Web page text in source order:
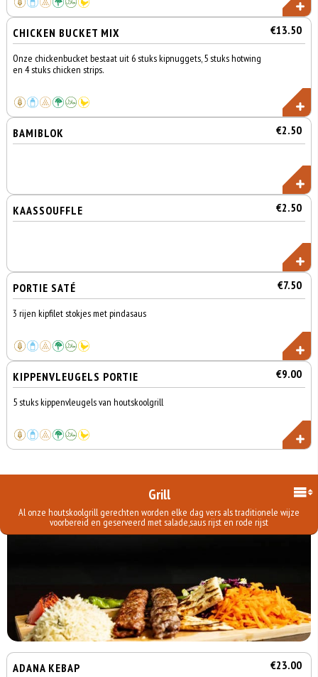
CHICKEN BUCKET MIX €13.50
Onze chickenbucket bestaat uit 6 stuks kipnuggets, 5 stuks hotwing
en 4 stuks chicken strips.
BAMIBLOK €2.50
KAASSOUFFLE €2.50
PORTIE SATÉ €7.50
3 rijen kipfilet stokjes met pindasaus
KIPPENVLEUGELS PORTIE €9.00
5 stuks kippenvleugels van houtskoolgrill
Grill
Al onze houtskoolgrill gerechten worden elke dag vers als traditionele wijze
voorbereid en geserveerd met salade,saus rijst en rode rijst
ADANA KEBAP €23.00